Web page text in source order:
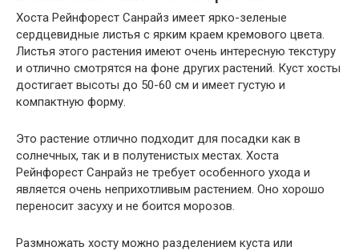
Хоста Рейнфорест Санрайз имеет ярко-зеленые
сердцевидные листья с ярким краем кремового цвета.
Листья этого растения имеют очень интересную текстуру
и отлично смотрятся на фоне других растений. Куст хосты
достигает высоты до 50-60 см и имеет густую и
компактную форму.
Это растение отлично подходит для посадки как в
солнечных, так и в полутенистых местах. Хоста
Рейнфорест Санрайз не требует особенного ухода и
является очень неприхотливым растением. Оно хорошо
переносит засуху и не боится морозов.
Размножать хосту можно разделением куста или